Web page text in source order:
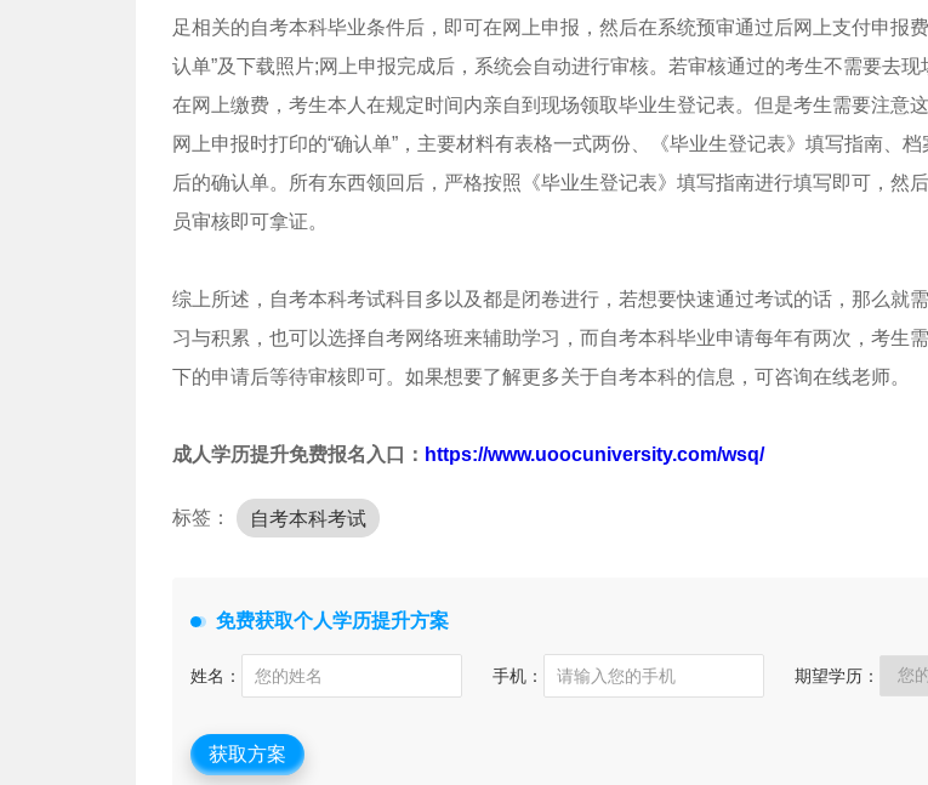
足相关的自考本科毕业条件后，即可在网上申报，然后在系统预审通过后网上支付申报
认单”及下载照片;网上申报完成后，系统会自动进行审核。若审核通过的考生不需要去现
在网上缴费，考生本人在规定时间内亲自到现场领取毕业生登记表。但是考生需要注意
网上申报时打印的“确认单”，主要材料有表格一式两份、《毕业生登记表》填写指南、
后的确认单。所有东西领回后，严格按照《毕业生登记表》填写指南进行填写即可，然
员审核即可拿证。
综上所述，自考本科考试科目多以及都是闭卷进行，若想要快速通过考试的话，那么就
习与积累，也可以选择自考网络班来辅助学习，而自考本科毕业申请每年有两次，考生
下的申请后等待审核即可。如果想要了解更多关于自考本科的信息，可咨询在线老师。
成人学历提升免费报名入口： https://www.uoocuniversity.com/wsq/
标签： 自考本科考试
免费获取个人学历提升方案
姓名： 手机： 期望学历：
获取方案